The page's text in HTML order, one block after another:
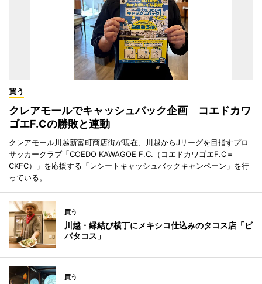
買う
クレアモールでキャッシュバック企画 コエドカワ
ゴエF.Cの勝敗と連動
クレアモール川越新富町商店街が現在、川越からJリーグを目指すプロ
サッカークラブ「COEDO KAWAGOE F.C.（コエドカワゴエF.C＝
CKFC）」を応援する「レシートキャッシュバックキャンペーン」を行
っている。
買う
川越・縁結び横丁にメキシコ仕込みのタコス店「ビ
バタコス」
買う